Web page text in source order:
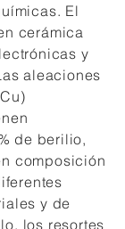
El
cerámica
y
aleaciones
de berilio,
composición
y de
los resortes